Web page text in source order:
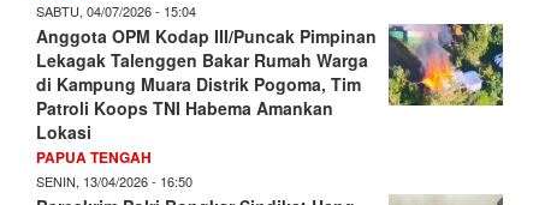
SABTU, 04/07/2026 - 15:04
Anggota OPM Kodap III/Puncak Pimpinan
Lekagak Talenggen Bakar Rumah Warga
di Kampung Muara Distrik Pogoma, Tim
Patroli Koops TNI Habema Amankan
Lokasi
PAPUA TENGAH
SENIN, 13/04/2026 - 16:50